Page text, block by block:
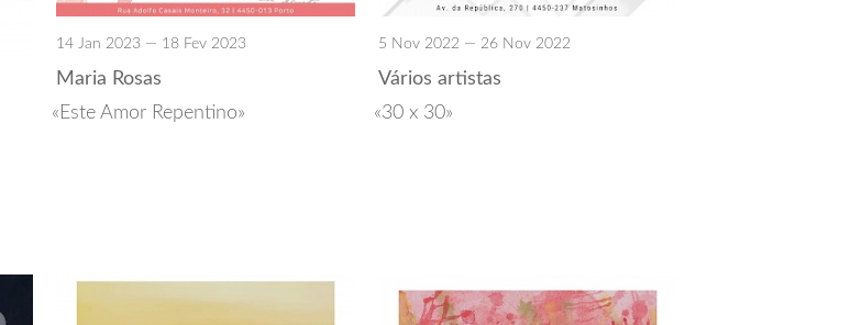
14 Jan 2023 — 18 Fev 2023
Maria Rosas
Este Amor Repentino
5 Nov 2022 — 26 Nov 2022
Vários artistas
30 x 30